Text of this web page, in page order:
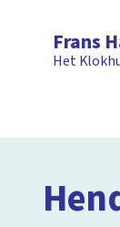
Frans
Het